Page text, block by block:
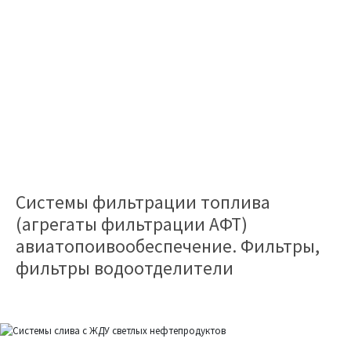
Cистемы фильтрации топлива
(агрегаты фильтрации АФТ)
авиатопоивообеспечение. Фильтры,
фильтры водоотделители